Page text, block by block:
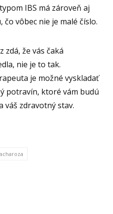
IBS má zároveň aj
vôbec nie je malé číslo.
zdá, že vás čaká
nie je to tak.
je možné vyskladať
potravín, ktoré vám budú
váš zdravotný stav.